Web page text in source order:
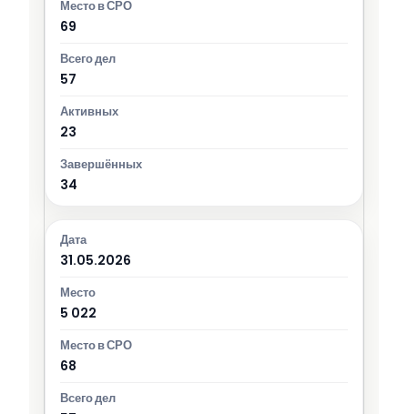
69
57
23
34
31.05.2026
5 022
68